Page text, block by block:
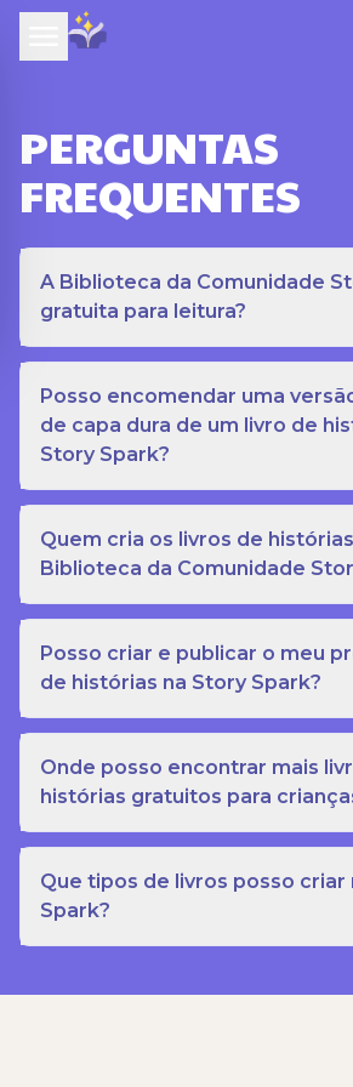
PERGUNTAS
FREQUENTES
A Biblioteca da Comunidade
gratuita para leitura?
Posso encomendar uma
de capa dura de um livro de
Story Spark?
Quem cria os livros de
Biblioteca da Comunidade
Posso criar e publicar o meu
de histórias na Story Spark?
Onde posso encontrar mais
histórias gratuitos para
Que tipos de livros posso criar
Spark?